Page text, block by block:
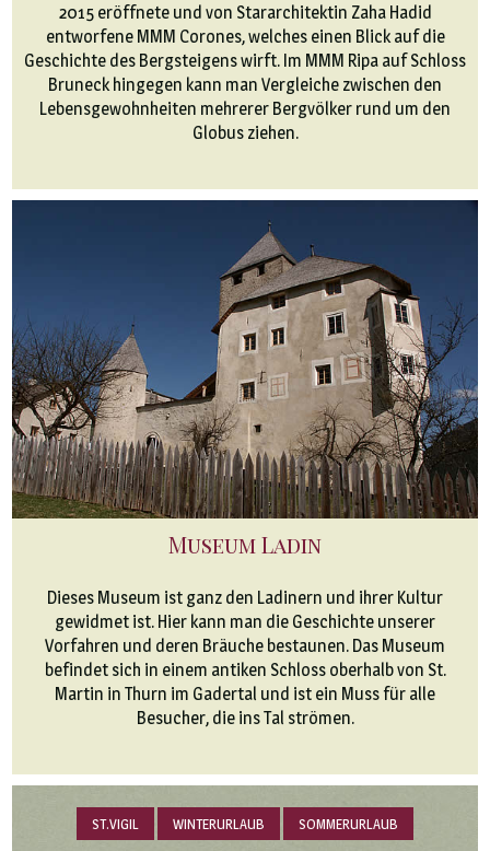
2015 eröffnete und von Stararchitektin Zaha Hadid
entworfene MMM Corones, welches einen Blick auf die
Geschichte des Bergsteigens wirft. Im MMM Ripa auf Schloss
Bruneck hingegen kann man Vergleiche zwischen den
Lebensgewohnheiten mehrerer Bergvölker rund um den
Globus ziehen.
Museum Ladin
Dieses Museum ist ganz den Ladinern und ihrer Kultur
gewidmet ist. Hier kann man die Geschichte unserer
Vorfahren und deren Bräuche bestaunen. Das Museum
befindet sich in einem antiken Schloss oberhalb von St.
Martin in Thurn im Gadertal und ist ein Muss für alle
Besucher, die ins Tal strömen.
ST.VIGIL WINTERURLAUB SOMMERURLAUB